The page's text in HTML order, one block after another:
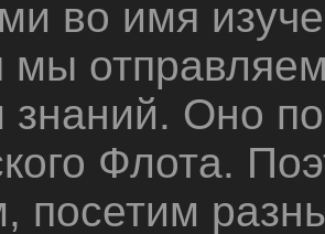
во имя
мы
знаний. Оно
Флота.
посетим